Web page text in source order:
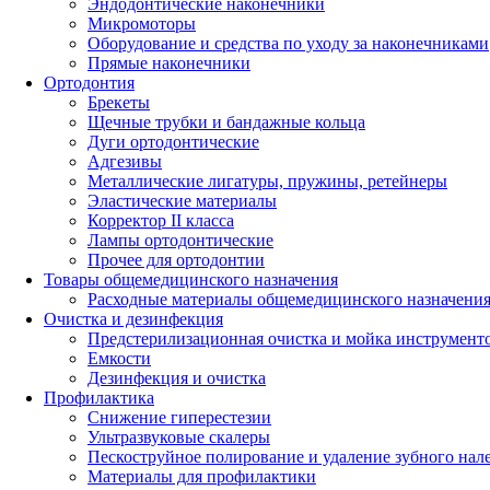
Микромоторы
Оборудование и средства по уходу за наконечниками
Прямые наконечники
Ортодонтия
Брекеты
Щечные трубки и бандажные кольца
Дуги ортодонтические
Адгезивы
Металлические лигатуры, пружины, ретейнеры
Эластические материалы
Корректор II класса
Лампы ортодонтические
Прочее для ортодонтии
Товары общемедицинского назначения
Расходные материалы общемедицинского назначения
Очистка и дезинфекция
Предстерилизационная очистка и мойка
Емкости
Дезинфекция и очистка
Профилактика
Снижение гиперестезии
Ультразвуковые скалеры
Пескоструйное полирование и удаление зубного
Материалы для профилактики